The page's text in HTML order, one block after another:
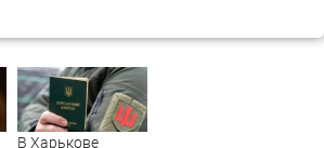
В Харькове